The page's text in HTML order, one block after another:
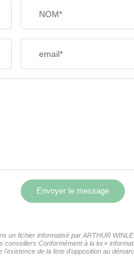
NOM*
email*
Envoyer le message
un fichier informatisé par ARTHUR
Conformément à la loi «
de la liste d'opposition au